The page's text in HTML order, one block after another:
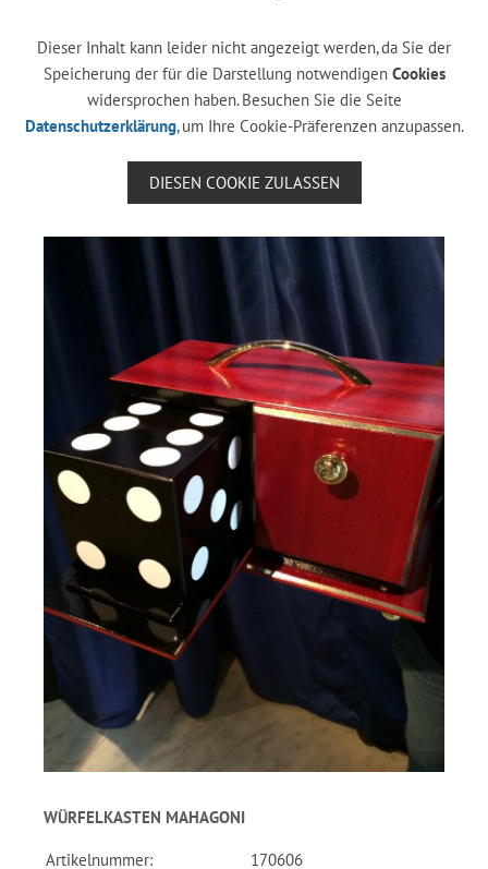
Dieser Inhalt kann leider nicht angezeigt werden, da Sie der
Speicherung der für die Darstellung notwendigen Cookies
widersprochen haben. Besuchen Sie die Seite
Datenschutzerklärung, um Ihre Cookie-Präferenzen anzupassen.
DIESEN COOKIE ZULASSEN
WÜRFELKASTEN MAHAGONI
Artikelnummer: 170606